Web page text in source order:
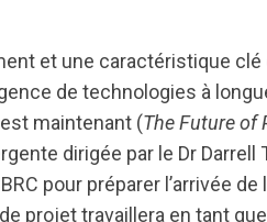
et une caractéristique
de technologies à
est maintenant (The Future of
dirigée par le Dr Darrell
pour préparer l’arrivée de
projet travaillera en tant